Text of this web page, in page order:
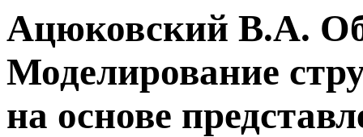
Ацюковский В.А.
Моделирование
на основе